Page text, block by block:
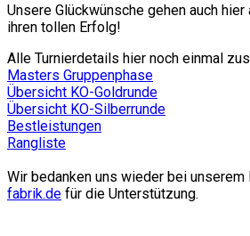
Unsere Glückwünsche gehen auch
ihren tollen Erfolg!
Alle Turnierdetails hier noch einmal
Masters Gruppenphase
Übersicht KO-Goldrunde
Übersicht KO-Silberrunde
Bestleistungen
Rangliste
Wir bedanken uns wieder bei unserem
fabrik.de für die Unterstützung.